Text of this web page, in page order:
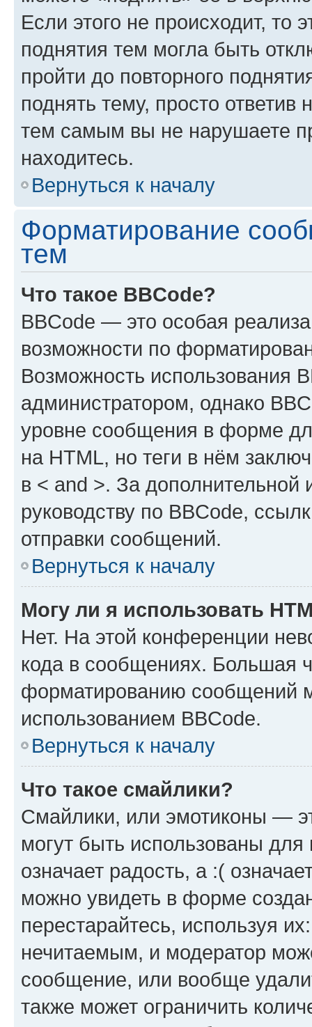
Если этого не происходит, то
поднятия тем могла быть
пройти до повторного
поднять тему, просто ответив
тем самым вы не нарушаете
находитесь.
Вернуться к началу
Форматирование
тем
Что такое BBCode?
BBCode — это особая
возможности по
Возможность использования
администратором, однако
уровне сообщения в форме
на HTML, но теги в нём
в < and >. За
руководству по BBCode,
отправки сообщений.
Вернуться к началу
Могу ли я использовать
Нет. На этой конференции
кода в сообщениях. Большая
форматированию сообщений
использованием BBCode.
Вернуться к началу
Что такое смайлики?
Смайлики, или эмотиконы —
могут быть использованы
означает радость, а :(
можно увидеть в форме
перестарайтесь, используя
нечитаемым, и модератор
сообщение, или вообще
также может ограничить